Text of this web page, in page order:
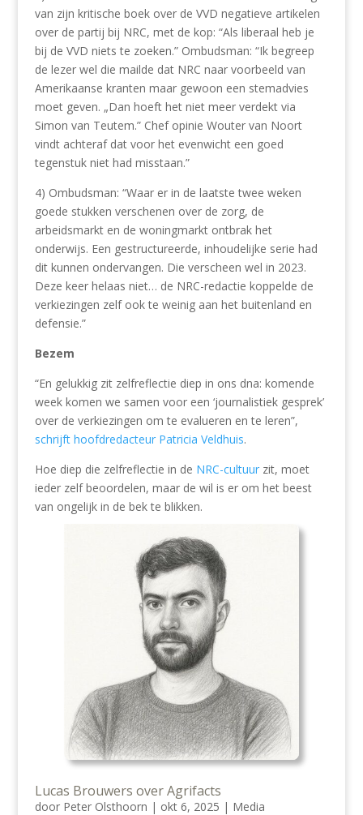
van zijn kritische boek over de VVD negatieve artikelen
over de partij bij NRC, met de kop: “Als liberaal heb je
bij de VVD niets te zoeken.” Ombudsman: “Ik begreep
de lezer wel die mailde dat NRC naar voorbeeld van
Amerikaanse kranten maar gewoon een stemadvies
moet geven. „Dan hoeft het niet meer verdekt via
Simon van Teutem.” Chef opinie Wouter van Noort
vindt achteraf dat voor het evenwicht een goed
tegenstuk niet had misstaan.”
4) Ombudsman: “Waar er in de laatste twee weken
goede stukken verschenen over de zorg, de
arbeidsmarkt en de woningmarkt ontbrak het
onderwijs. Een gestructureerde, inhoudelijke serie had
dit kunnen ondervangen. Die verscheen wel in 2023.
Deze keer helaas niet… de NRC-redactie koppelde de
verkiezingen zelf ook te weinig aan het buitenland en
defensie.”
Bezem
“En gelukkig zit zelfreflectie diep in ons dna: komende
week komen we samen voor een ‘journalistiek gesprek’
over de verkiezingen om te evalueren en te leren”,
schrijft hoofdredacteur Patricia Veldhuis.
Hoe diep die zelfreflectie in de NRC-cultuurzit, moet
ieder zelf beoordelen, maar de wil is er om het beest
van ongelijk in de bek te blikken.
Lucas Brouwers over Agrifacts
door Peter Olsthoorn | okt 6, 2025 | Media